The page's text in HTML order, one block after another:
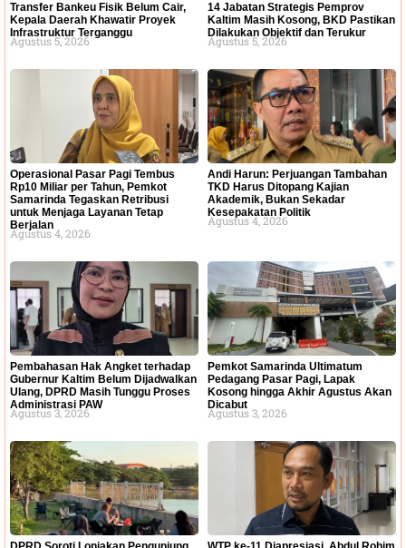
Transfer Bankeu Fisik Belum Cair,
Kepala Daerah Khawatir Proyek
Infrastruktur Terganggu
Agustus 5, 2026
14 Jabatan Strategis Pemprov
Kaltim Masih Kosong, BKD Pastikan
Dilakukan Objektif dan Terukur
Agustus 5, 2026
Operasional Pasar Pagi Tembus
Rp10 Miliar per Tahun, Pemkot
Samarinda Tegaskan Retribusi
untuk Menjaga Layanan Tetap
Berjalan
Agustus 4, 2026
Andi Harun: Perjuangan Tambahan
TKD Harus Ditopang Kajian
Akademik, Bukan Sekadar
Kesepakatan Politik
Agustus 4, 2026
Pembahasan Hak Angket terhadap
Gubernur Kaltim Belum Dijadwalkan
Ulang, DPRD Masih Tunggu Proses
Administrasi PAW
Agustus 3, 2026
Pemkot Samarinda Ultimatum
Pedagang Pasar Pagi, Lapak
Kosong hingga Akhir Agustus Akan
Dicabut
Agustus 3, 2026